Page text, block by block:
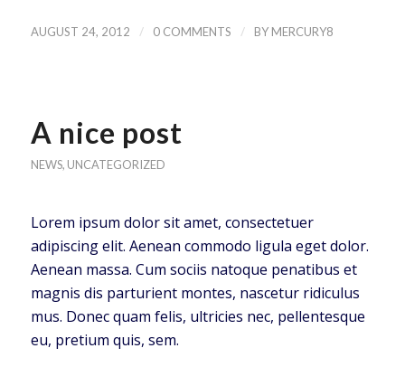
AUGUST 24, 2012 / 0 COMMENTS / BY MERCURY8
A nice post
NEWS, UNCATEGORIZED
Lorem ipsum dolor sit amet, consectetuer
adipiscing elit. Aenean commodo ligula eget dolor.
Aenean massa. Cum sociis natoque penatibus et
magnis dis parturient montes, nascetur ridiculus
mus. Donec quam felis, ultricies nec, pellentesque
eu, pretium quis, sem.